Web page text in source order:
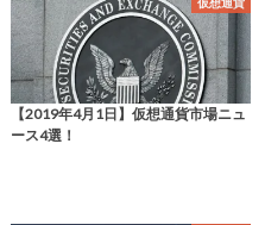
【2019年4月1日】仮想通貨市場ニュ
ース4選！